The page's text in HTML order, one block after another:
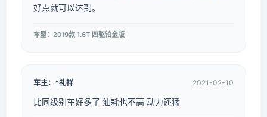
好点就可以达到。
车型：2019款 1.6T 四驱铂金版
车主：*礼祥 2021-02-10
比同级别车好多了 油耗也不高 动力还猛